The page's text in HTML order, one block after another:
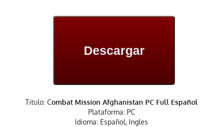
Descargar
Titulo: Combat Mission Afghanistan PC Full Español
Plataforma: PC
Idioma: Español, Ingles